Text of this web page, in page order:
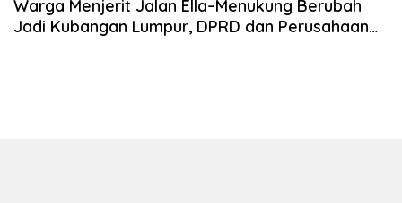
Warga Menjerit Jalan Ella–Menukung Berubah
Jadi Kubangan Lumpur, DPRD dan Perusahaan